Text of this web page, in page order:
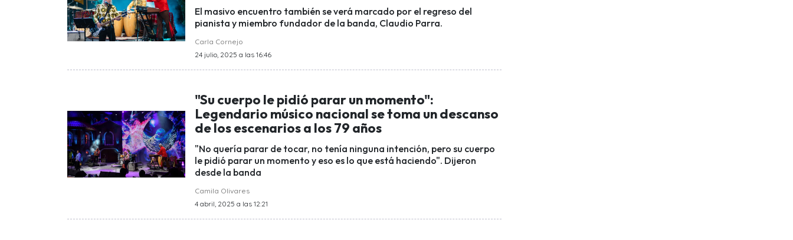
El masivo encuentro también se verá marcado por el regreso del
pianista y miembro fundador de la banda, Claudio Parra.
Carla Cornejo
24 julio, 2025 a las 16:46
"Su cuerpo le pidió parar un momento":
Legendario músico nacional se toma un descanso
de los escenarios a los 79 años
"No quería parar de tocar, no tenía ninguna intención, pero su cuerpo
le pidió parar un momento y eso es lo que está haciendo". Dijeron
desde la banda
Camila Olivares
4 abril, 2025 a las 12:21